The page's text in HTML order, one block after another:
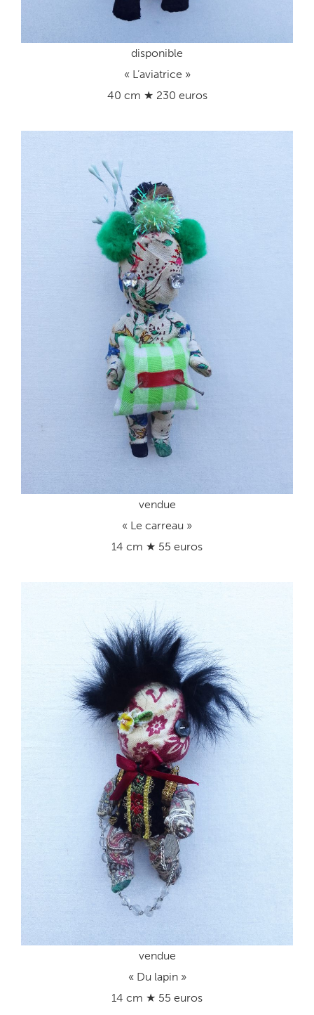
disponible
« L’aviatrice »
40 cm ★ 230 euros
vendue
« Le carreau »
14 cm ★ 55 euros
vendue
« Du lapin »
14 cm ★ 55 euros